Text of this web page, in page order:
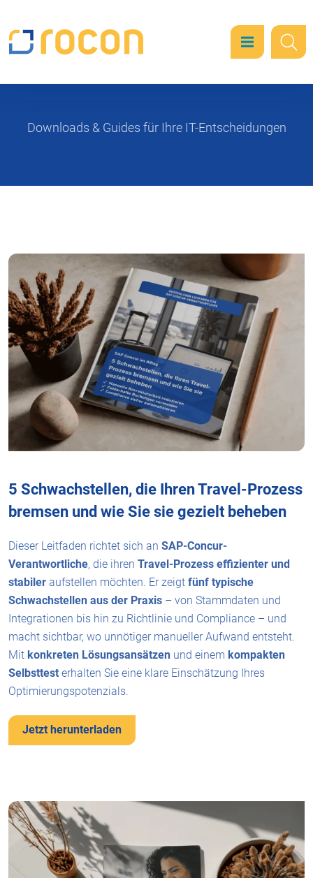
Downloads & Guides für Ihre IT-Entscheidungen
5 Schwachstellen, die Ihren Travel-Prozess
bremsen und wie Sie sie gezielt beheben
Dieser Leitfaden richtet sich an SAP-Concur-
Verantwortliche, die ihren Travel-Prozess effizienter und
stabiler aufstellen möchten. Er zeigt fünf typische
Schwachstellen aus der Praxis – von Stammdaten und
Integrationen bis hin zu Richtlinie und Compliance – und
macht sichtbar, wo unnötiger manueller Aufwand entsteht.
Mit konkreten Lösungsansätzen und einem kompakten
Selbsttest erhalten Sie eine klare Einschätzung Ihres
Optimierungspotenzials.
Jetzt herunterladen